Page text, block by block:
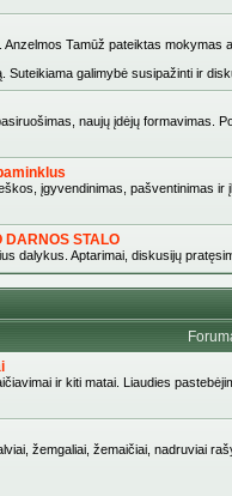
Tamūž pateiktas
galimybė susipažinti ir
naujų įdėjų formavimas.
įgyvendinimas, pašventinimas ir
DARNOS STALO
dalykus. Aptarimai, diskusijų
ir kiti matai. Liaudies
žemgaliai, žemaičiai, nadruviai